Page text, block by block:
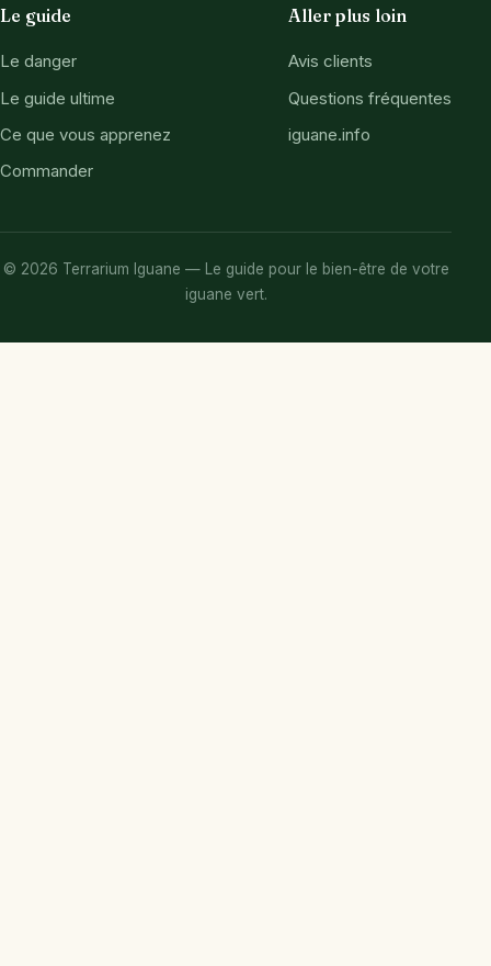
Le guide
Le danger
Le guide ultime
Ce que vous apprenez
Commander
Aller plus loin
Avis clients
Questions fréquentes
iguane.info
© 2026 Terrarium Iguane — Le guide pour le bien-être de votre
iguane vert.